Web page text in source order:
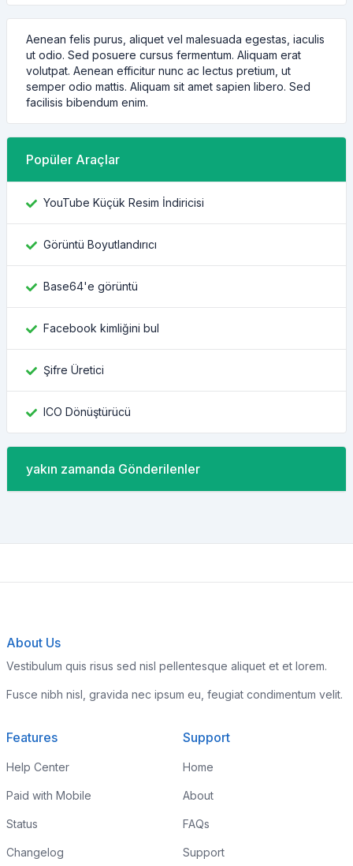
Aenean felis purus, aliquet vel malesuada egestas, iaculis
ut odio. Sed posuere cursus fermentum. Aliquam erat
volutpat. Aenean efficitur nunc ac lectus pretium, ut
semper odio mattis. Aliquam sit amet sapien libero. Sed
facilisis bibendum enim.
Popüler Araçlar
YouTube Küçük Resim İndiricisi
Görüntü Boyutlandırıcı
Base64'e görüntü
Facebook kimliğini bul
Şifre Üretici
ICO Dönüştürücü
yakın zamanda Gönderilenler
About Us
Vestibulum quis risus sed nisl pellentesque aliquet et et lorem.
Fusce nibh nisl, gravida nec ipsum eu, feugiat condimentum velit.
Features
Help Center
Paid with Mobile
Status
Changelog
Support
Home
About
FAQs
Support